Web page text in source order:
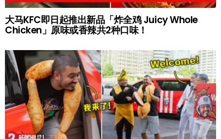
大马KFC即日起推出新品「炸全鸡 Juicy Whole
Chicken」原味或香辣共2种口味！